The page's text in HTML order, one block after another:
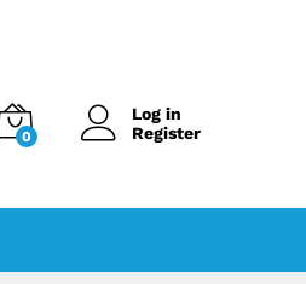
0
Log in
Register